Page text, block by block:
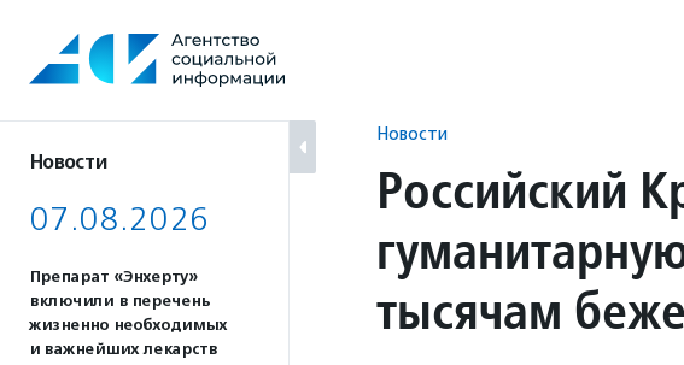
содержанию
Новости
07.08.2026
Препарат «Энхерту»
включили в перечень
жизненно необходимых
и важнейших лекарств
Новости
Российский
тысячам